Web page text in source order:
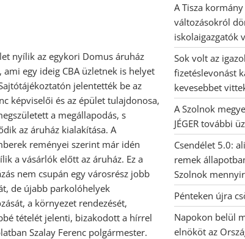
nyílik az egykori Domus áruház
ami egy ideig CBA üzletnek is helyet
jelentették be az
képviselői és az épület tulajdonosa,
a megállapodás, s
az áruház kialakítása. A
reményei szerint már idén
a vásárlók előtt az áruház. Ez a
nem csupán egy városrész jobb
de újabb parkolóhelyek
a környezet rendezését,
tételét jelenti, bizakodott a hírrel
Szalay Ferenc polgármester.
A Tisza
változásokról
iskolaigazgatók
Sok volt az
fizetéslevonást
kevesebbet
A Szolnok
JÉGER további
Csendélet 5.0:
remek
Szolnok
Pénteken újra
Napokon belül
elnököt az